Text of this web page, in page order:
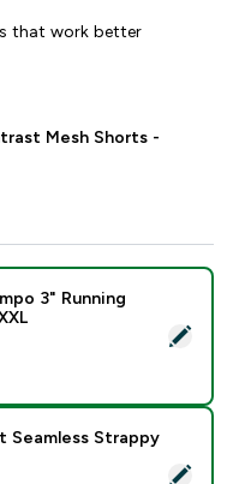
that work better
Mesh Shorts -
Tempo 3" Running
3" Running
Lift Seamless
Seamless Strappy